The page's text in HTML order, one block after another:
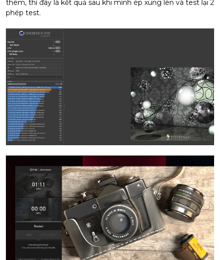
thêm, thì đây là kết quả sau khi mình ép xung lên và test lại 2
phép test.